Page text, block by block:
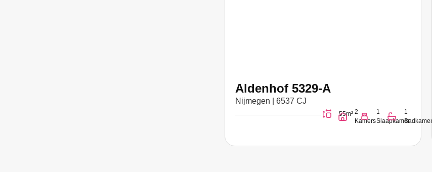
Aldenhof 5329-A
Nijmegen | 6537 CJ
55m² 2
Kamers
1
Slaapkamer
1
Badkamer